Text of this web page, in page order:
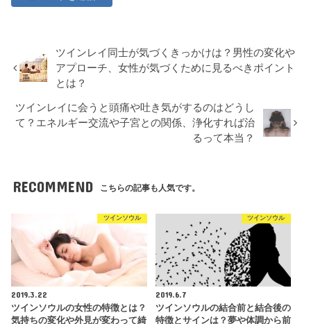
ツインレイ同士が気づくきっかけは？男性の変化や
アプローチ、女性が気づくために見るべきポイント
とは？
ツインレイに会うと頭痛や吐き気がするのはどうし
て？エネルギー交流や子宮との関係、浄化すれば治
るって本当？
RECOMMEND こちらの記事も人気です。
ツインソウル
2019.3.22
ツインソウルの女性の特徴とは？
気持ちの変化や外見が変わって綺
ツインソウル
2019.6.7
ツインソウルの結合前と結合後の
特徴とサインは？夢や体調から前